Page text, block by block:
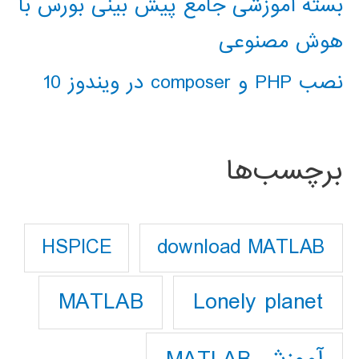
هوش مصنوعی
نصب PHP و composer در ویندوز 10
برچسب‌ها
download MATLAB
HSPICE
Lonely planet
MATLAB